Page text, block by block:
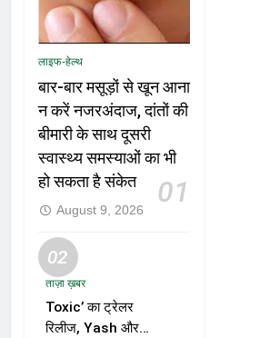
लाइफ-हेल्थ
बार-बार मसूड़ों से खून आना
न करें नजरअंदाज, दांतों की
बीमारी के साथ दूसरी
स्वास्थ्य समस्याओं का भी
हो सकता है संकेत
01
August 9, 2026
02
ताज़ा ख़बर
Toxic’ का ट्रेलर
रिलीज, Yash और